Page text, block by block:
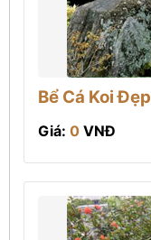
Bể Cá Koi Đẹp
Giá: 0 VNĐ